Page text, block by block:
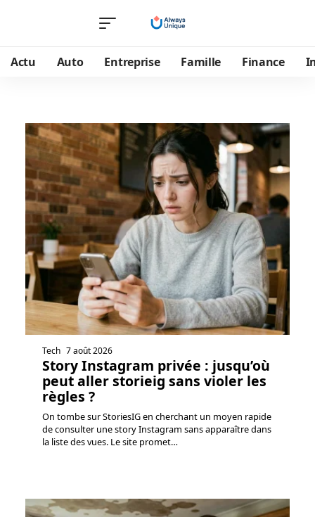
Actu Auto Entreprise Famille Finance
Tech 7 août 2026
Story Instagram privée : jusqu’où
peut aller storieig sans violer les
règles ?
On tombe sur StoriesIG en cherchant un moyen rapide
de consulter une story Instagram sans apparaître dans
la liste des vues. Le site promet…